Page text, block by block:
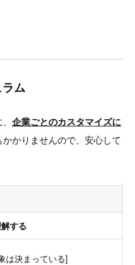
ム
企業ごとのカスタマイズに
かかりませんので、安心して
する
は決まっている]